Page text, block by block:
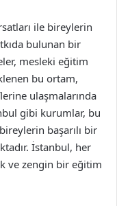
ile bireylerin
bulunan bir
mesleki eğitim
bu ortam,
ulaşmalarında
gibi kurumlar, bu
başarılı bir
İstanbul, her
ve zengin bir eğitim